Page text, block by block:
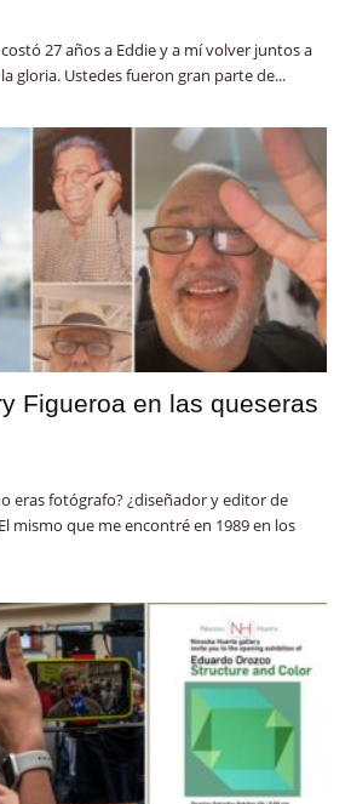
costó 27 años a Eddie y a mí volver juntos a
gloria. Ustedes fueron gran parte de...
Figueroa en las queseras
eras fotógrafo? ¿diseñador y editor de
mismo que me encontré en 1989 en los